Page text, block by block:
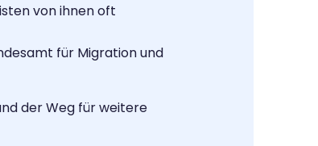
von ihnen oft
für Migration und
der Weg für weitere